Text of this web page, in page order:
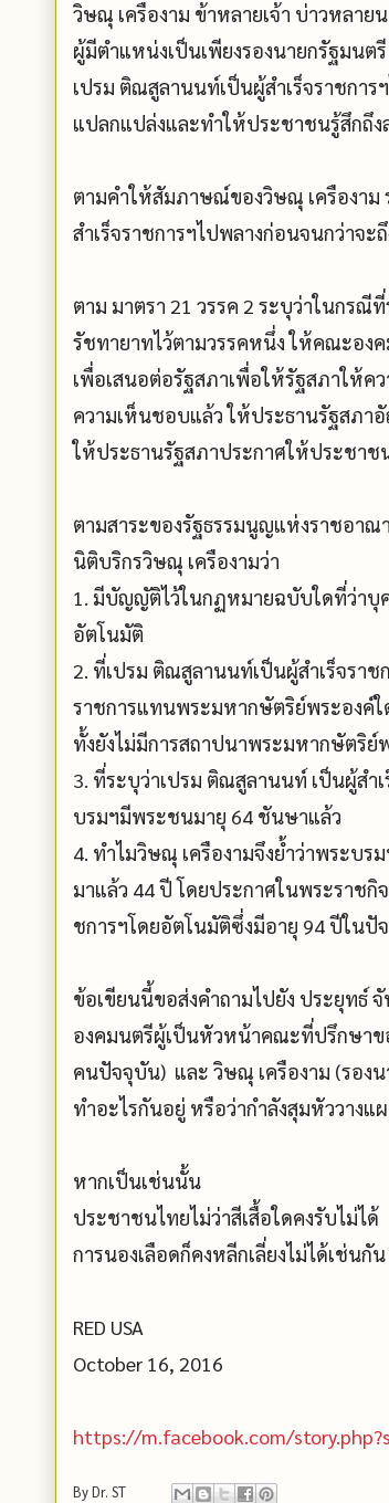
วิษณุ เครืองาม ข้าหลายเจ้า บ่าวหลาย
ผู้มีตำแหน่งเป็นเพียงรองนายกรัฐมนต
เปรม ติณสูลานนท์เป็นผู้สำเร็จราชกา
แปลกแปล่งและทำให้ประชาชนรู้สึกถึง
ตามคำให้สัมภาษณ์ของวิษณุ เครืองาม
สำเร็จราชการฯไปพลางก่อนจนกว่าจ
ตาม มาตรา 21 วรรค 2 ระบุว่าในกร
รัชทายาทไว้ตามวรรคหนึ่ง ให้คณะอง
เพื่อเสนอต่อรัฐสภาเพื่อให้รัฐสภาให้ค
ความเห็นชอบแล้ว ให้ประธานรัฐสภา
ให้ประธานรัฐสภาประกาศให้ประชาช
ตามสาระของรัฐธรรมนูญแห่งราชอาณ
นิติบริกรวิษณุ เครืองามว่า
1. มีบัญญัติไว้ในกฏหมายฉบับใดที่ว่าบุ
อัตโนมัติ
2. ที่เปรม ติณสูลานนท์เป็นผู้สำเร็จรา
ราชการแทนพระมหากษัตริย์พระองค์ใ
ทั้งยังไม่มีการสถาปนาพระมหากษัตริย์
3. ที่ระบุว่าเปรม ติณสูลานนท์ เป็นผู้สำ
บรมฯมีพระชนมายุ 64 ชันษาแล้ว
4. ทำไมวิษณุ เครืองามจึงย้ำว่าพระบ
มาแล้ว 44 ปี โดยประกาศในพระราช
ชการฯโดยอัตโนมัติซึ่งมีอายุ 94 ปีใน
ข้อเขียนนี้ขอส่งคำถามไปยัง ประยุทธ์
องคมนตรีผู้เป็นหัวหน้าคณะที่ปรึกษาข
คนปัจจุบัน) และ วิษณุ เครืองาม (รองน
ทำอะไรกันอยู่ หรือว่ากำลังสุมหัววาง
หากเป็นเช่นนั้น
ประชาชนไทยไม่ว่าสีเสื้อใดคงรับไม่ได้
การนองเลือดก็คงหลีกเลี่ยงไม่ได้เช่นกัน
RED USA
October 16, 2016
https://m.facebook.com/
ByDr. ST